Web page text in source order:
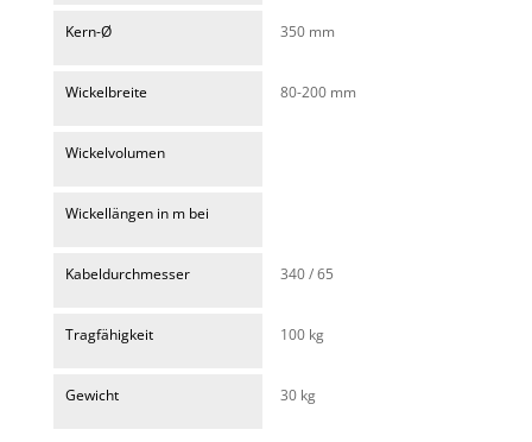
Kern-Ø 350 mm
Wickelbreite 80-200 mm
Wickelvolumen
Wickellängen in m bei
Kabeldurchmesser 340 / 65
Tragfähigkeit 100 kg
Gewicht 30 kg